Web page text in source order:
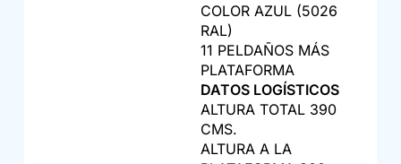
COLOR AZUL (5026
RAL)
11 PELDAÑOS MÁS
PLATAFORMA
DATOS LOGÍSTICOS
ALTURA TOTAL 390
CMS.
ALTURA A LA